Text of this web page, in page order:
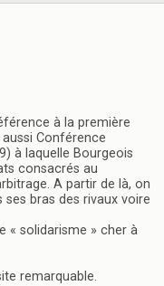
à la première
Conférence
à laquelle Bourgeois
consacrés au
A partir de là, on
ses bras des rivaux voire
« solidarisme » cher à
remarquable.